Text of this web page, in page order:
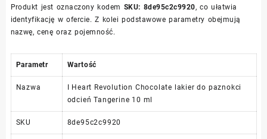
Produkt jest oznaczony kodem SKU: 8de95c2c9920, co ułatwia
identyfikację w ofercie. Z kolei podstawowe parametry obejmują
nazwę, cenę oraz pojemność.
Parametr Wartość
Nazwa
I Heart Revolution Chocolate lakier do paznokci
odcień Tangerine 10 ml
SKU 8de95c2c9920